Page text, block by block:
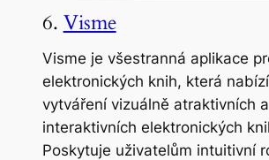
6. Visme
Visme je všestranná aplikace
elektronických knih, která
vytváření vizuálně atraktivních a
interaktivních elektronických
Poskytuje uživatelům intuitivní